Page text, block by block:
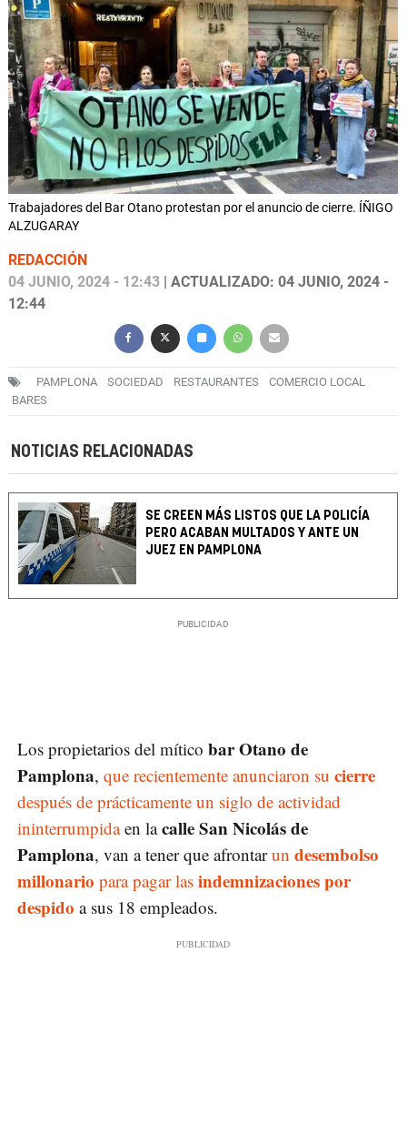
Trabajadores del Bar Otano protestan por el anuncio de cierre. ÍÑIGO
ALZUGARAY
REDACCIÓN
04 JUNIO, 2024 - 12:43 | ACTUALIZADO: 04 JUNIO, 2024 -
12:44
PAMPLONA SOCIEDAD RESTAURANTES
COMERCIO LOCAL
BARES
NOTICIAS RELACIONADAS
SE CREEN MÁS LISTOS QUE LA POLICÍA
PERO ACABAN MULTADOS Y ANTE UN
JUEZ EN PAMPLONA
Los propietarios del mítico bar Otano de
Pamplona, que recientemente anunciaron su cierre
después de prácticamente un siglo de actividad
ininterrumpidaen lacalle San Nicolás de
Pamplona, van a tener que afrontarun desembolso
millonario para pagar las indemnizaciones por
despido a sus 18 empleados.